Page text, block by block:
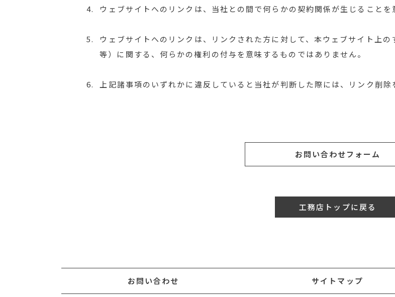
4. ウェブサイトへのリンクは、当社との間で何らかの契約関係が生じることを
5.
ウェブサイトへのリンクは、リンクされた方に対して、本ウェブサイト上
等）に関する、何らかの権利の付与を意味するものではありません。
6. 上記諸事項のいずれかに違反していると当社が判断した際には、リンク削除
お問い合わせフォーム
工務店トップに戻る
お問い合わせ サイトマップ